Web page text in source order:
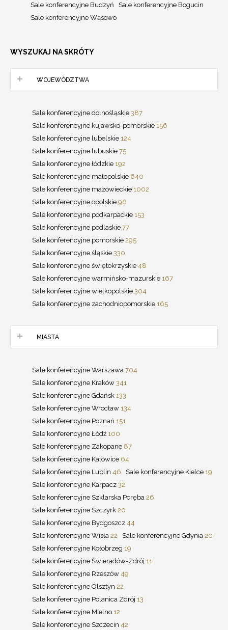
Sale konferencyjne Budzyń
Sale konferencyjne Bogucin
Sale konferencyjne Wąsowo
WYSZUKAJ NA SKRÓTY
WOJEWÓDZTWA
Sale konferencyjne dolnośląskie 387
Sale konferencyjne kujawsko-pomorskie 156
Sale konferencyjne lubelskie 124
Sale konferencyjne lubuskie 75
Sale konferencyjne łódzkie 192
Sale konferencyjne małopolskie 640
Sale konferencyjne mazowieckie 1002
Sale konferencyjne opolskie 96
Sale konferencyjne podkarpackie 153
Sale konferencyjne podlaskie 77
Sale konferencyjne pomorskie 295
Sale konferencyjne śląskie 330
Sale konferencyjne świętokrzyskie 48
Sale konferencyjne warmińsko-mazurskie 167
Sale konferencyjne wielkopolskie 304
Sale konferencyjne zachodniopomorskie 165
MIASTA
Sale konferencyjne Warszawa 704
Sale konferencyjne Kraków 341
Sale konferencyjne Gdańsk 133
Sale konferencyjne Wrocław 134
Sale konferencyjne Poznań 151
Sale konferencyjne Łódź 100
Sale konferencyjne Zakopane 87
Sale konferencyjne Katowice 64
Sale konferencyjne Lublin 46 Sale konferencyjne Kielce 19
Sale konferencyjne Karpacz 32
Sale konferencyjne Szklarska Poręba 26
Sale konferencyjne Szczyrk 20
Sale konferencyjne Bydgoszcz 44
Sale konferencyjne Wisła 22 Sale konferencyjne Gdynia 20
Sale konferencyjne Kołobrzeg 19
Sale konferencyjne Świeradów-Zdrój 11
Sale konferencyjne Rzeszów 49
Sale konferencyjne Olsztyn 22
Sale konferencyjne Polanica Zdrój 13
Sale konferencyjne Mielno 12
Sale konferencyjne Szczecin 42